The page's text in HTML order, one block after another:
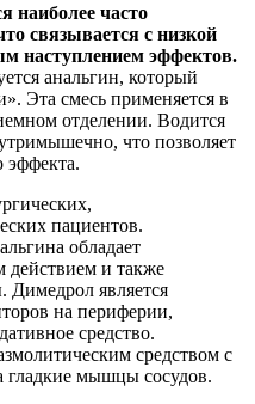
наиболее часто
связывается с низкой
наступлением эффектов.
анальгин, который
Эта смесь применяется в
отделении. Водится
что позволяет
эффекта.
пациентов.
обладает
и также
Димедрол является
на периферии,
средство.
средством с
мышцы сосудов.